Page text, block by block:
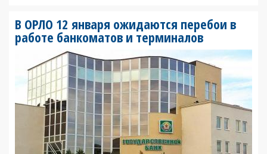
В ОРЛО 12 января ожидаются перебои в
работе банкоматов и терминалов